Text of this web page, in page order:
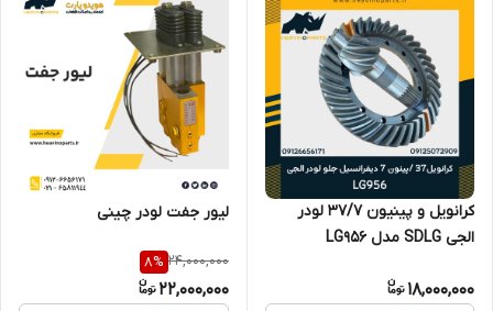
کرانویل و پینیون 37/7 لودر
الجی SDLG مدل LG956
18,000,000
لیور جفت لودر چینی
24,000,000
8%
22,000,000